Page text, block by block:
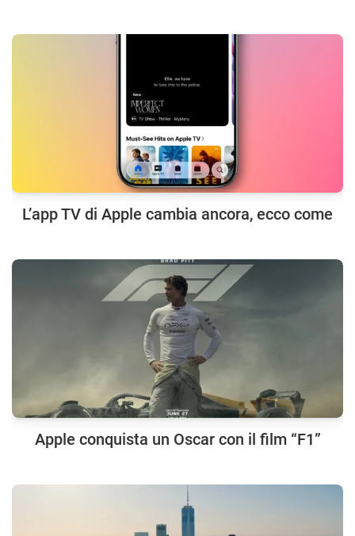
L’app TV di Apple cambia ancora, ecco come
Apple conquista un Oscar con il film “F1”